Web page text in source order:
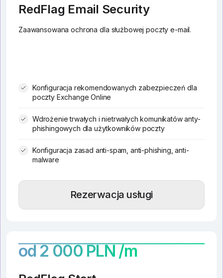
RedFlag Email Security
Zaawansowana ochrona dla służbowej poczty e-mail.
Konfiguracja rekomendowanych zabezpieczeń dla
poczty Exchange Online
Wdrożenie trwałych i nietrwałych komunikatów anty-
phishingowych dla użytkowników poczty
Konfiguracja zasad anti-spam, anti-phishing, anti-
malware
Rezerwacja usługi
od 2 000 PLN /m